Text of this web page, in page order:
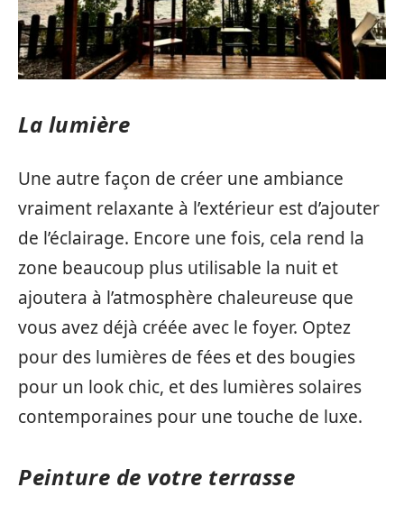
La lumière
Une autre façon de créer une ambiance
vraiment relaxante à l’extérieur est d’ajouter
de l’éclairage. Encore une fois, cela rend la
zone beaucoup plus utilisable la nuit et
ajoutera à l’atmosphère chaleureuse que
vous avez déjà créée avec le foyer. Optez
pour des lumières de fées et des bougies
pour un look chic, et des lumières solaires
contemporaines pour une touche de luxe.
Peinture de votre terrasse